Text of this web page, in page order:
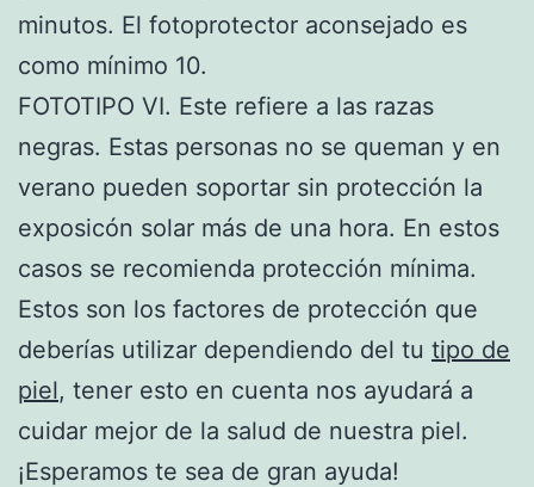
minutos. El fotoprotector aconsejado es
como mínimo 10.
FOTOTIPO VI. Este refiere a las razas
negras. Estas personas no se queman y en
verano pueden soportar sin protección la
exposicón solar más de una hora. En estos
casos se recomienda protección mínima.
Estos son los factores de protección que
deberías utilizar dependiendo del tu tipo de
piel, tener esto en cuenta nos ayudará a
cuidar mejor de la salud de nuestra piel.
¡Esperamos te sea de gran ayuda!